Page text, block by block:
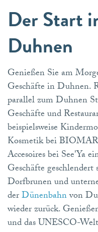
Der Start
Duhnen
Genießen Sie am
Geschäfte in Duhnen.
parallel zum Duhnen
Geschäfte und
beispielsweise
Kosmetik bei
Accesoires bei See'Ya
Geschäfte
Dorfbrunen und
derDünenbahnvon
wieder zurück.
und das UNESCO-